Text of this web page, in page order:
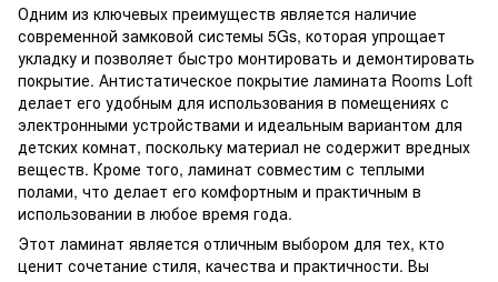
Одним из ключевых преимуществ является наличие
современной замковой системы 5Gs, которая упрощает
укладку и позволяет быстро монтировать и демонтировать
покрытие. Антистатическое покрытие ламината Rooms Loft
делает его удобным для использования в помещениях с
электронными устройствами и идеальным вариантом для
детских комнат, поскольку материал не содержит вредных
веществ. Кроме того, ламинат совместим с теплыми
полами, что делает его комфортным и практичным в
использовании в любое время года.
Этот ламинат является отличным выбором для тех, кто
ценит сочетание стиля, качества и практичности. Вы